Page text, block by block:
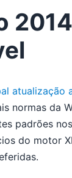
atualização
normas da
padrões
do motor